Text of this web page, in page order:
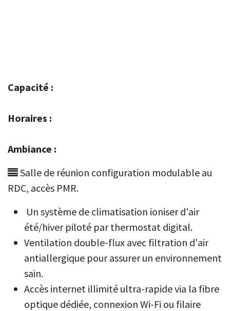
Capacité :
Horaires :
Ambiance :
Salle de réunion configuration modulable au
RDC, accès PMR.
Un système de climatisation ioniser d'air
été/hiver piloté par thermostat digital.
Ventilation double-flux avec filtration d'air
antiallergique pour assurer un environnement
sain.
Accès internet illimité ultra-rapide via la fibre
optique dédiée, connexion Wi-Fi ou filaire